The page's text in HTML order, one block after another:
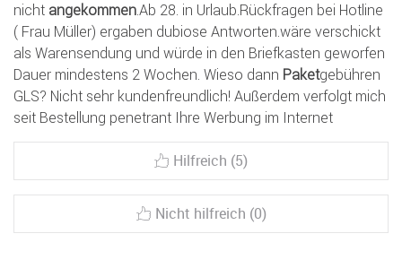
nicht angekommen.Ab 28. in Urlaub.Rückfragen bei Hotline
( Frau Müller) ergaben dubiose Antworten.wäre verschickt
als Warensendung und würde in den Briefkasten geworfen
Dauer mindestens 2 Wochen. Wieso dann Paketgebühren
GLS? Nicht sehr kundenfreundlich! Außerdem verfolgt mich
seit Bestellung penetrant Ihre Werbung im Internet
Hilfreich (5)
Nicht hilfreich (0)